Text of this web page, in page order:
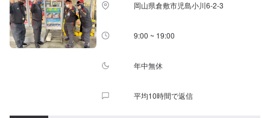
分〜）洗車だけでは落ちない油汚れ、ブレーキダストなどを専用ケミカルと
道具で綺麗にします。2,300円
L：78,600円LL：85,400円XL：106,200円※鏡面研磨は別途料金(軽研磨は施
工料金に含みます）【Wダイヤモンドキーパー】（施工時間：6〜12時間、耐
久：3年(1年に1度のメンテナンスで5年)）ガラス被膜を2回重ね塗りして、ダ
イヤモンドキーパーより厚い皮膜を作りますSS：75,800円S：83,800円M：
(軽研磨は施工料金に含みます）【エコダイヤキーパー】（施工時間：4〜8時
83,800円M：91,900円L：97,800円LL：108,000円XL：137,900円※鏡面研磨
岡山県倉敷市児島小川6-2-3
9:00 ~ 19:00
年中無休
平均10時間で返信